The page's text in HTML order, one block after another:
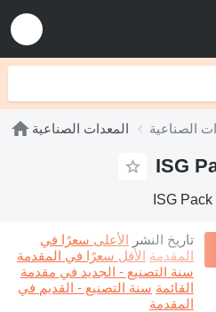
المعدات الصناعية
تاريخ النشر الأعلى سعرًا في
المقدمة الأقل سعرًا في المقدمة
سنة التصنيع - الجديد في مقدمة
القائمة سنة التصنيع - القديم في
المقدمة